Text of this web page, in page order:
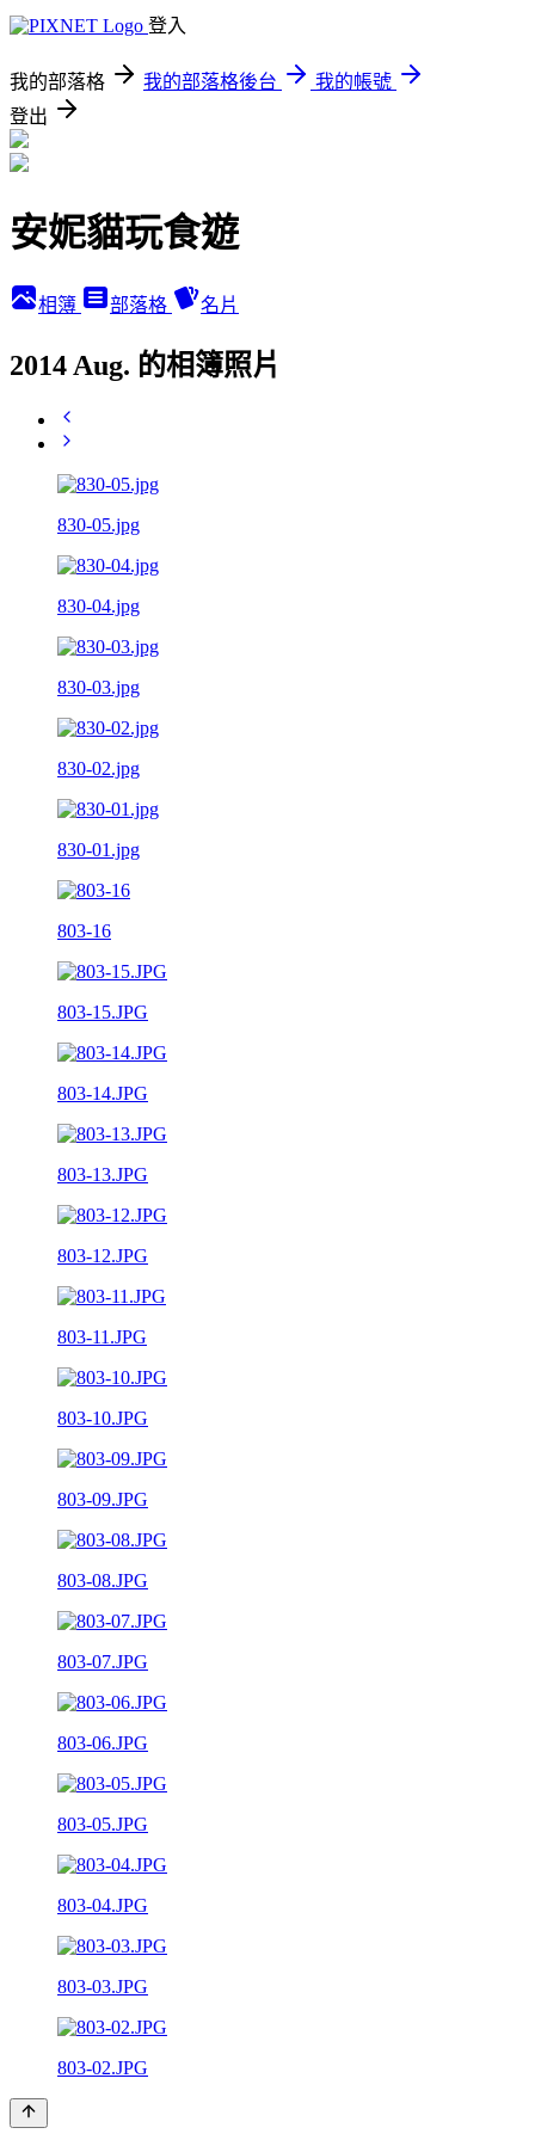
登入
我的部落格 我的部落格後台
我的帳號
登出
安妮貓玩食遊
相簿 部落格 名片
2014 Aug. 的相簿照片
830-05.jpg
830-04.jpg
830-03.jpg
830-02.jpg
830-01.jpg
803-16
803-15.JPG
803-14.JPG
803-13.JPG
803-12.JPG
803-11.JPG
803-10.JPG
803-09.JPG
803-08.JPG
803-07.JPG
803-06.JPG
803-05.JPG
803-04.JPG
803-03.JPG
803-02.JPG